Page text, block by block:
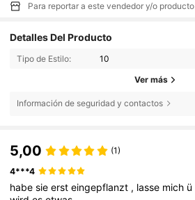
Para reportar a este vendedor y/o producto
Detalles Del Producto
Tipo de Estilo: 10
Ver más
Información de seguridad y contactos
5,00 (1)
4***4
habesieersteingepflanzt , lasse mich ü